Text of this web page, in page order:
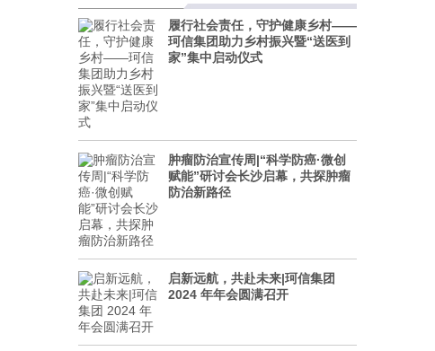
履行社会责任，守护健康乡村——
珂信集团助力乡村振兴暨“送医到
家”集中启动仪式
肿瘤防治宣传周|“科学防癌·微创
赋能”研讨会长沙启幕，共探肿瘤
防治新路径
启新远航，共赴未来|珂信集团
2024 年年会圆满召开